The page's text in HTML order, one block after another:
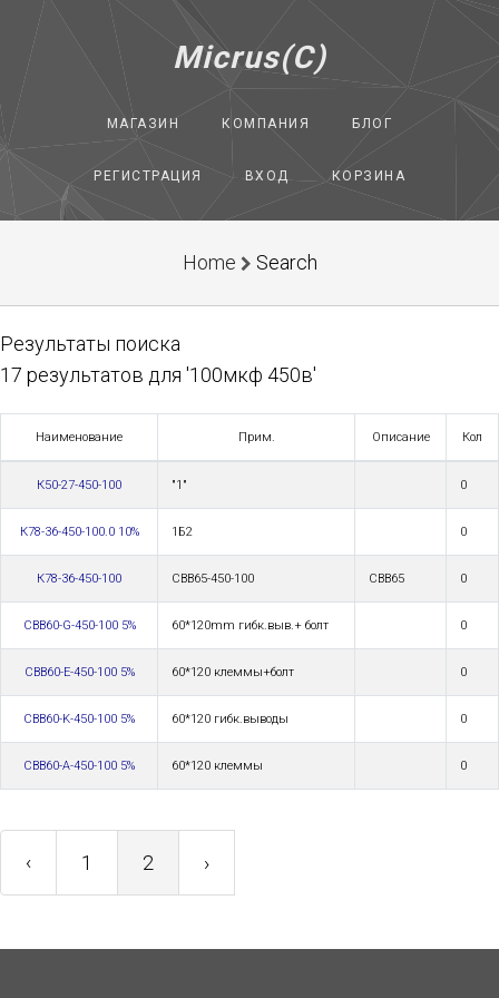
Micrus(C)
МАГАЗИН КОМПАНИЯ БЛОГ
РЕГИСТРАЦИЯ ВХОД КОРЗИНА
Home Search
Результаты поиска
17 результатов для '100мкф 450в'
Наименование Прим. Описание Кол
К50-27-450-100 "1" 0
К78-36-450-100.0 10% 1Б2 0
К78-36-450-100 CBB65-450-100 CBB65 0
CBB60-G-450-100 5% 60*120mm гибк.выв.+ болт 0
CBB60-E-450-100 5% 60*120 клеммы+болт 0
CBB60-K-450-100 5% 60*120 гибк.выводы 0
CBB60-A-450-100 5% 60*120 клеммы 0
‹ 1 2 ›